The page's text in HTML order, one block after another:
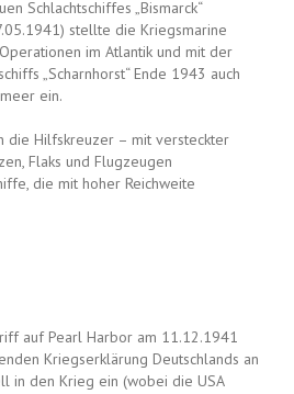
Schlachtschiffes „Bismarck“
stellte die Kriegsmarine
im Atlantik und mit der
„Scharnhorst“ Ende 1943 auch
ein.
die Hilfskreuzer – mit versteckter
Flaks und Flugzeugen
die mit hoher Reichweite
auf Pearl Harbor am 11.12.1941
Kriegserklärung Deutschlands an
in den Krieg ein (wobei die USA